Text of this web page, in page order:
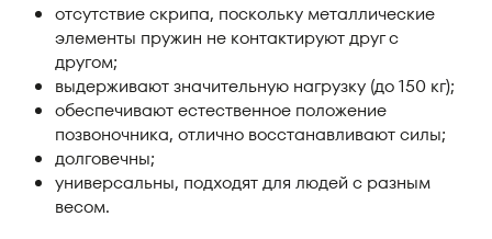
отсутствие скрипа, поскольку металлические
элементы пружин не контактируют друг с
другом;
выдерживают значительную нагрузку (до 150 кг);
обеспечивают естественное положение
позвоночника, отлично восстанавливают силы;
долговечны;
универсальны, подходят для людей с разным
весом.